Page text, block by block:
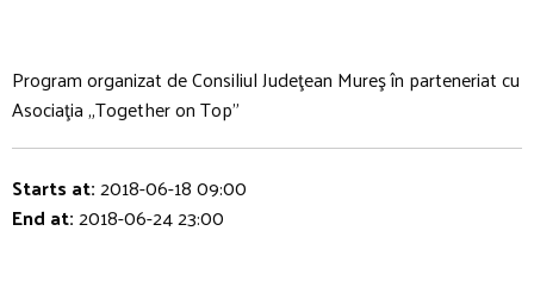
Program organizat de Consiliul Judeţean Mureş în parteneriat cu
Asociaţia „Together on Top”
Starts at:2018-06-18 09:00
End at:2018-06-24 23:00